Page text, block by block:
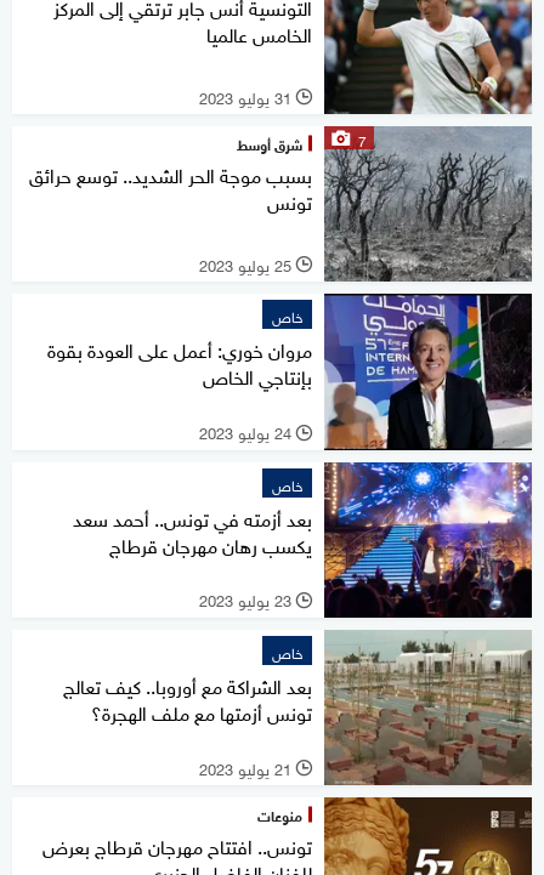
الخامس عالميا
l 31 يوليو 2023
7 شرق أوسط
بسبب موجة الحر الشديد.. توسع حرائق
تونس
l 25 يوليو 2023
خاص
مروان خوري: أعمل على العودة بقوة
بإنتاجي الخاص
l 24 يوليو 2023
خاص
بعد أزمته في تونس.. أحمد سعد
يكسب رهان مهرجان قرطاج
l 23 يوليو 2023
خاص
بعد الشراكة مع أوروبا.. كيف تعالج
تونس أزمتها مع ملف الهجرة؟
l 21 يوليو 2023
منوعات
تونس.. افتتاح مهرجان قرطاج بعرض